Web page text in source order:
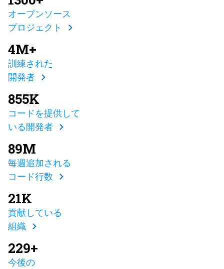
オープンソース
プロジェクト
4M+
訓練された
開発者
855K
コードを提供して
いる開発者
89M
毎週追加される
コード行数
21K
貢献している
組織
229+
今後の